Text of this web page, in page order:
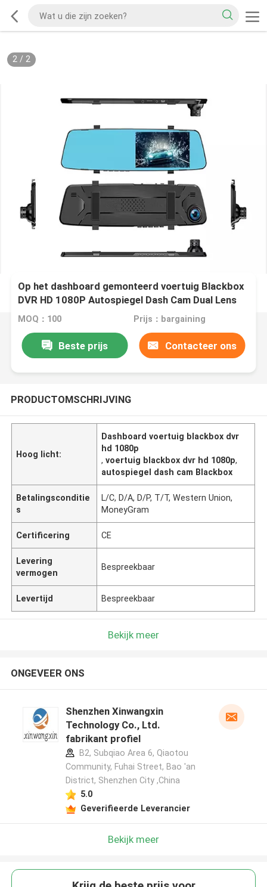
2/ 2
Op het dashboard gemonteerd voertuig Blackbox
DVR HD 1080P Autospiegel Dash Cam Dual Lens
MOQ：100 Prijs：bargaining
Beste prijs Contacteer ons
PRODUCTOMSCHRIJVING
Hoog licht:
Dashboard voertuig blackbox dvr
hd 1080p
,voertuig blackbox dvr hd 1080p,
autospiegel dash cam Blackbox
Betalingsconditie
s
L/C, D/A, D/P, T/T, Western Union,
MoneyGram
Certificering CE
Levering
vermogen
Bespreekbaar
Levertijd Bespreekbaar
Bekijk meer
ONGEVEER ONS
Shenzhen Xinwangxin
Technology Co., Ltd.
fabrikant profiel
B2, Subqiao Area 6, Qiaotou
Community, Fuhai Street, Bao 'an
District, Shenzhen City ,China
5.0
Geverifieerde Leverancier
Bekijk meer